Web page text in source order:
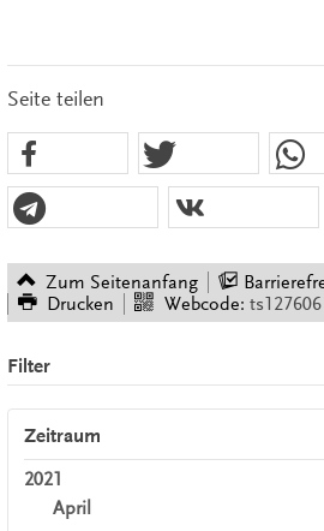
Seite teilen
Zum Seitenanfang
Drucken
Webcode: ts127606
Filter
Zeitraum
2021
April